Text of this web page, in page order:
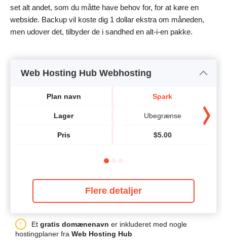
set alt andet, som du måtte have behov for, for at køre en
webside. Backup vil koste dig 1 dollar ekstra om måneden,
men udover det, tilbyder de i sandhed en alt-i-en pakke.
Web Hosting Hub Webhosting
Plan navn
Lager
Pris
Spark
Ubegrænse
$5.00
Flere detaljer
Et gratis domænenavn er inkluderet med nogle
hostingplaner fra Web Hosting Hub